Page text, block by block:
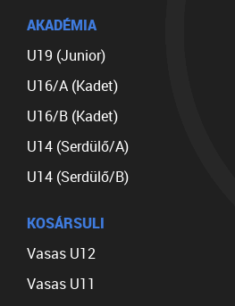
AKADÉMIA
U19 (Junior)
U16/A (Kadet)
U16/B (Kadet)
U14 (Serdülő/A)
U14 (Serdülő/B)
KOSÁRSULI
Vasas U12
Vasas U11